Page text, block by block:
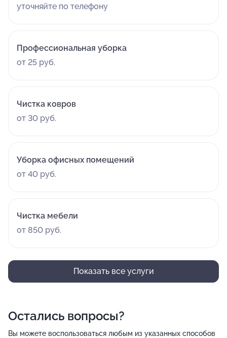
уточняйте по телефону
Профессиональная уборка
от 25 руб.
Чистка ковров
от 30 руб.
Уборка офисных помещений
от 40 руб.
Чистка мебели
от 850 руб.
Показать все услуги
Остались вопросы?
Вы можете воспользоваться любым из указанных способов